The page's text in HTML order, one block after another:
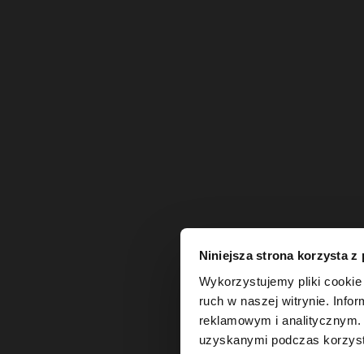
Niniejsza strona korzysta z
Wykorzystujemy pliki
ruch w naszej witrynie.
reklamowym i
uzyskanymi podczas
witaj
Odwiedzasz stronę